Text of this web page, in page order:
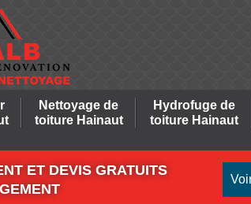
Nettoyage de
toiture Hainaut
Hydrofuge de
toiture Hainaut
ET DEVIS GRATUITS